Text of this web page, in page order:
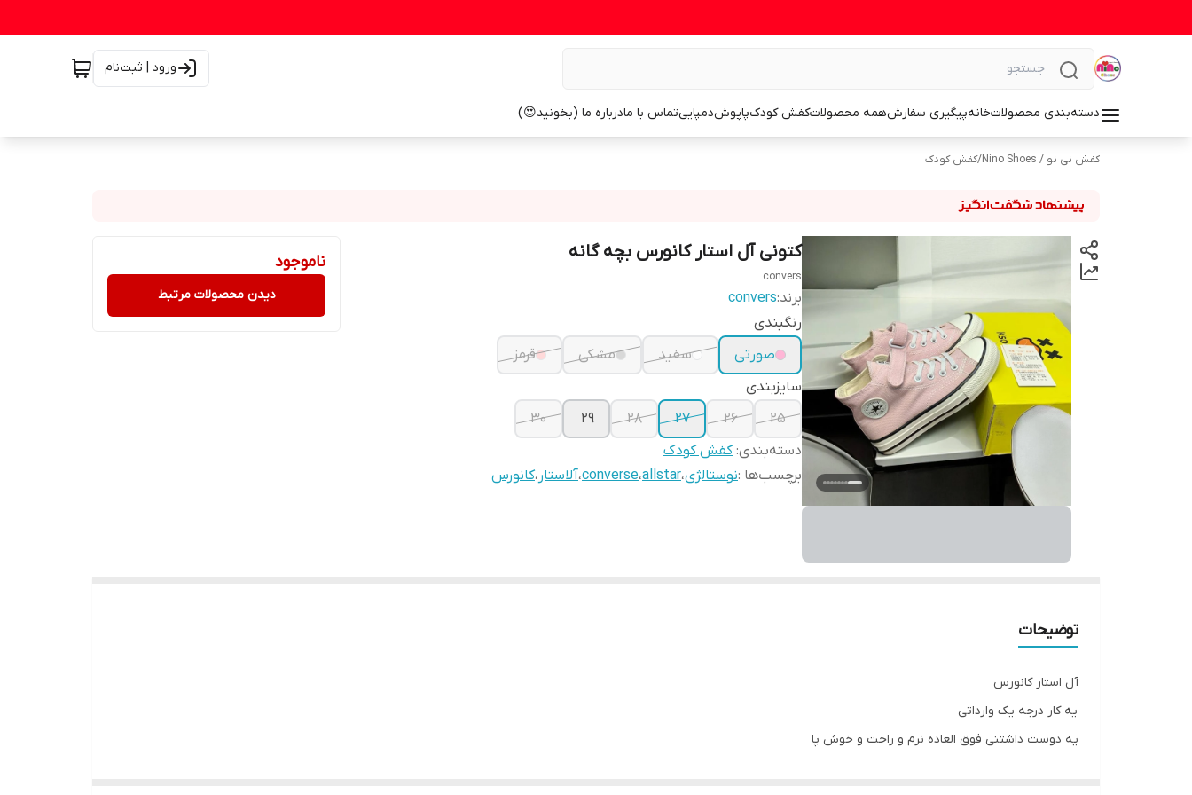
ورود | ثبت‌نام
دسته‌بندی محصولاتخانهپیگیری سفارشهمه محصولاتکفش کودکپاپوشدمپاییتماس با مادرباره ما (بخونید😍)
کفش نی نو / Nino Shoes /کفش کودک
کتونی آل استار کانورس بچه گانه
convers
برند:convers
رنگبندی
صورتی
سفید مشکی
قرمز
سایزبندی
25
26
27
28
29
30
دسته‌بندی:کفش کودک
برچسب‌ها :نوستالژی،allstar،converse،آلاستار ،کانورس
ناموجود
دیدن محصولات مرتبط
توضیحات
آل استار کانورس
یه کار درجه یک وارداتی
یه دوست داشتنی فوق العاده نرم و راحت و خوش پا